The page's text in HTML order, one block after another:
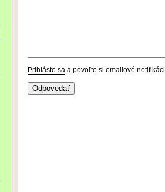
Prihláste sa a povoľte si emailové